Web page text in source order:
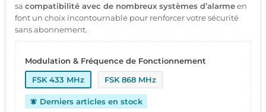
sa compatibilité avec de nombreux systèmes d’alarmeen
font un choix incontournable pour renforcer votre sécurité
sans abonnement.
Modulation & Fréquence de Fonctionnement
FSK 433 MHz
FSK 868 MHz
notifications_active Derniers articles en stock